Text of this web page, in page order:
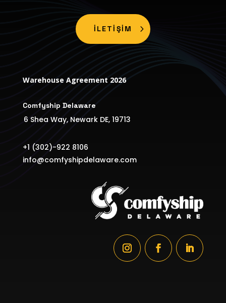
İLETİŞİM
Warehouse Agreement 2026
Comfyship Delaware
6 Shea Way, Newark DE, 19713
+1 (302)-922 8106
info@comfyshipdelaware.com